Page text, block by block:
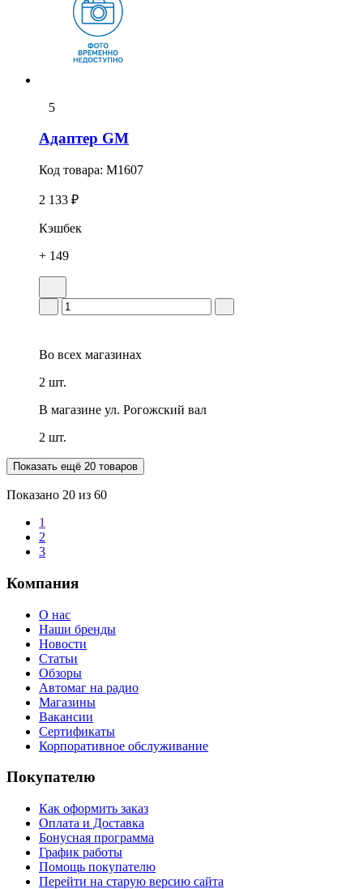
5
Адаптер GM
Код товара: M1607
2 133 ₽
Кэшбек
+ 149
Во всех магазинах
2 шт.
В магазине ул. Рогожский вал
2 шт.
Показать ещё 20 товаров
Показано 20 из 60
1
2
3
Компания
О нас
Наши бренды
Новости
Статьи
Обзоры
Автомаг на радио
Магазины
Вакансии
Сертификаты
Корпоративное обслуживание
Покупателю
Как оформить заказ
Оплата и Доставка
Бонусная программа
График работы
Помощь покупателю
Перейти на старую версию сайта